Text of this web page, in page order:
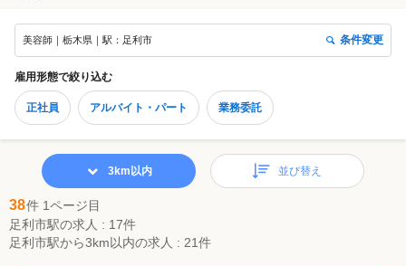
美容師｜栃木県｜駅：足利市 条件変更
雇用形態で絞り込む
正社員 アルバイト・パート 業務委託
38件 1ページ目
足利市駅の求人 : 17件
足利市駅から3km以内の求人 : 21件
3km以内 並び替え